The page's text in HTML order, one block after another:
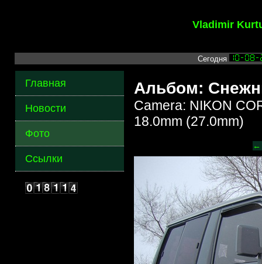
Vladimir
Сегодня
Главная
Новости
Фото
Ссылки
Альбом:
Camera: NIKON
18.0mm (27.0mm)
←